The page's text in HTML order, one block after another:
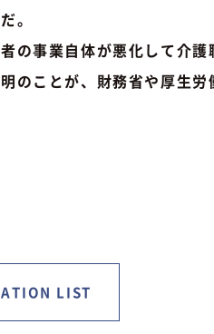
。
事業自体が悪化して介
ことが、財務省や厚生
LIST